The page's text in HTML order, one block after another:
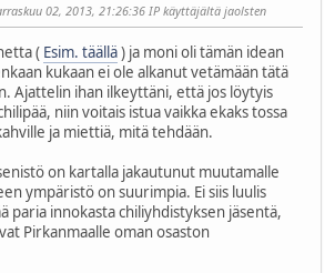
02, 2013, 21:26:36 IP käyttäjältä jaolsten
( Esim. täällä) ja moni oli tämän idean
kukaan ei ole alkanut vetämään tätä
Ajattelin ihan ilkeyttäni, että jos löytyis
niin voitais istua vaikka ekaks tossa
ja miettiä, mitä tehdään.
on kartalla jakautunut muutamalle
ympäristö on suurimpia. Ei siis luulis
paria innokasta chiliyhdistyksen jäsentä,
Pirkanmaalle oman osaston